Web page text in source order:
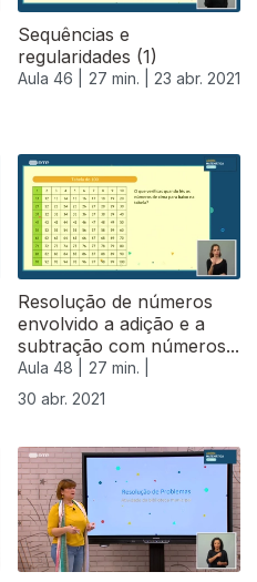
Sequências e
regularidades (1)
Aula 46 | 27 min. | 23 abr. 2021
Resolução de números
envolvido a adição e a
subtração com números...
Aula 48 |
27 min. |
30 abr. 2021